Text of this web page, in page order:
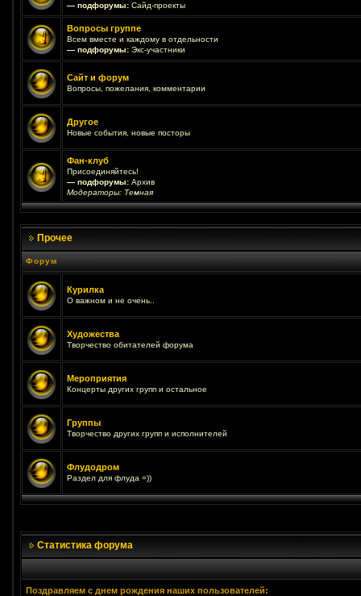
— подфорумы: Сайд-проекты
Вопросы группе
Всем вместе и каждому в отдельности
— подфорумы: Экс-участники
Сайт и форум
Вопросы, пожелания, комментарии
Другое
Новые события, новые посторы
Фан-клуб
Присоединяйтесь!
— подфорумы: Архив
Модераторы: Темная
Прочее
Форум
Курилка
О важном и не очень..
Художества
Творчество обитателей форума
Мероприятия
Концерты других групп и остальное
Группы
Творчество других групп и исполнителей
Флудодром
Раздел для флуда =))
Статистика форума
Поздравляем с днем рождения наших пользователей: